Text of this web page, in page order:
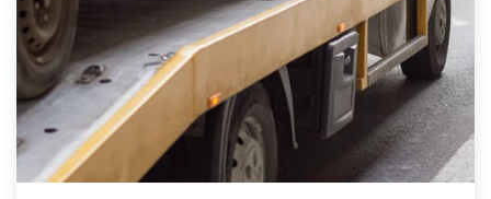
eigenlijk alle merken, zoals Alfa Romeo, Audi, BMW,
Chevrolet, Citroën, Dacia, Fiat, Ford, Honda, Hyundai,
Kia, Mazda, Mercedes Benz, Mitsubishi, Nissan, Opel,
Peugeot, Porsche, Renault, Seat, Skoda, Suzuki, Tesla,
Toyota, Volkswagen en Volvo.